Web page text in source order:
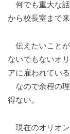
何でも重大な話
から校長室まで
伝えたいことが
ないでもないオ
アに雇われている
なので余程の理
得ない。
現在のオリオン